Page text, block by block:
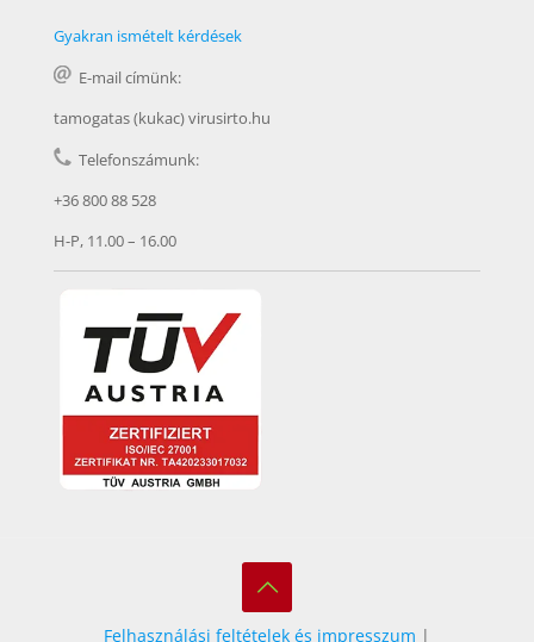
Gyakran ismételt kérdések
E-mail címünk:
tamogatas (kukac) virusirto.hu
Telefonszámunk:
+36 800 88 528
H-P, 11.00 – 16.00
Felhasználási feltételek és impresszum |